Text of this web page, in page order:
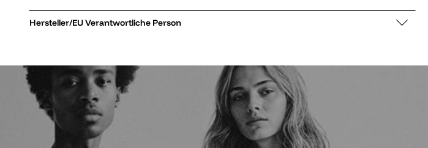
Hersteller/EU Verantwortliche Person